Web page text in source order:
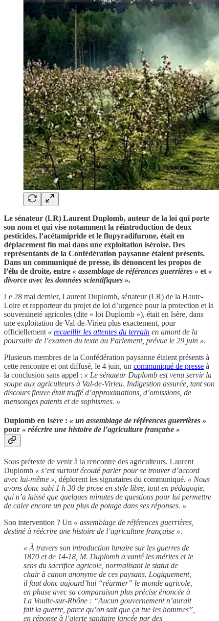
Le sénateur (LR) Laurent Duplomb, auteur de la loi qui porte
son nom et qui vise notamment la réintroduction de deux
pesticides, l’acétamipride et le flupyradifurone, était en
déplacement fin mai dans une exploitation iséroise. Des
représentants de la Confédération paysanne étaient présents.
Dans un communiqué de presse, ils dénoncent les propos de
l’élu de droite, entre « assemblage de références guerrières » et «
divorce avec les données scientifiques ».
Le 28 mai dernier, Laurent Duplomb, sénateur (LR) de la Haute-
Loire et rapporteur du projet de loi d’urgence pour la protection et la
souveraineté agricoles (dite « loi Duplomb »), était en Isère, dans
une exploitation de Val-de-Virieu plus exactement, pour
officiellement « recueillir les attentes du terrain en amont de la
poursuite de l’examen du texte au Parlement, prévue le 29 juin ».
Plusieurs membres de la Confédération paysanne étaient présents à
cette rencontre et ont diffusé, le 4 juin, un communiqué de presse à
la conclusion sans appel : « Le sénateur Duplomb est venu servir la
soupe aux agriculteurs à Val-de-Virieu. Indigestion assurée, tant son
discours fleuve était truffé d’approximations, d’omissions, de
mensonges patents et de sophismes. »
Duplomb en Isère : « un assemblage de références guerrières »
pour « réécrire une histoire de l’agriculture française »
Sous prétexte de venir à la rencontre des agriculteurs, Laurent
Duplomb « s’est surtout écouté parler pour se trouver d’accord
avec lui-même », déplorent les signataires du communiqué. « Nous
avons donc subi 1 h 30 de prose en style libre, tout en pédagogie,
qui n’a laissé que quelques minutes de questions pour lui permettre
de caler encore un peu plus de potage dans ses réponses. »
Son intervention ? Un « assemblage de références guerrières,
destiné à réécrire une histoire de l’agriculture française ».
« À travers son introduction lunaire sur les guerres de
1870 et de 14-18, M. Duplomb a vanté les mérites et le
sens du sacrifice agricole, normalisant le statut de
chair à canon anonyme de ces paysans. Logiquement,
il faut donc aujourd’hui “réarmer” le monde agricole,
en phase avec sa comparaison plus précise énoncée à
La Voulte-sur-Rhône : “Aucun gouvernement n’aurait
fait la guerre, parce qu’on sait que ça tue les hommes”,
en réponse à l’alerte sanitaire lancée par des